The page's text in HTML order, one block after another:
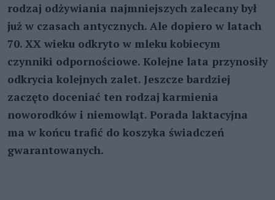
rodzaj odżywiania najmniejszych zalecany był
już w czasach antycznych. Ale dopiero w latach
70. XX wieku odkryto w mleku kobiecym
czynniki odpornościowe. Kolejne lata przynosiły
odkrycia kolejnych zalet. Jeszcze bardziej
zaczęto doceniać ten rodzaj karmienia
noworodków i niemowląt. Porada laktacyjna
ma w końcu trafić do koszyka świadczeń
gwarantowanych.